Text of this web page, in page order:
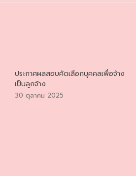
ประกาศผลสอบคัดเลือกบุคคลเพื่อจ้าง
เป็นลูกจ้าง
30 ตุลาคม 2025